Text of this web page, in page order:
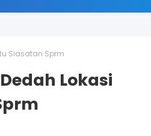
Siasatan Sprm
Lokasi